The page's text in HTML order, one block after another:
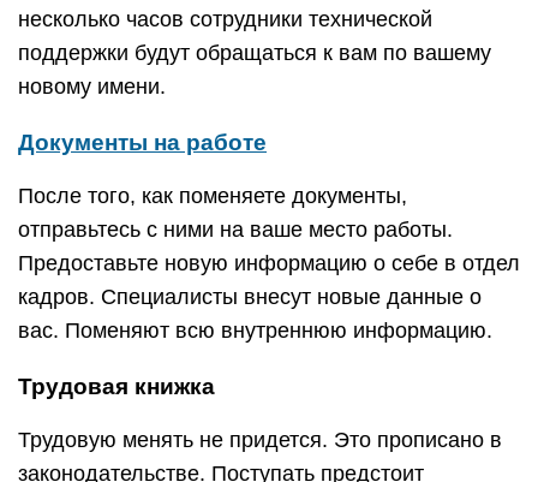
несколько часов сотрудники технической
поддержки будут обращаться к вам по вашему
новому имени.
Документы на работе
После того, как поменяете документы,
отправьтесь с ними на ваше место работы.
Предоставьте новую информацию о себе в отдел
кадров. Специалисты внесут новые данные о
вас. Поменяют всю внутреннюю информацию.
Трудовая книжка
Трудовую менять не придется. Это прописано в
законодательстве. Поступать предстоит